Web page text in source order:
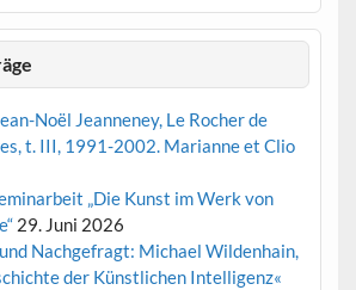
Noël Jeanneney, Le Rocher de
t. III, 1991-2002. Marianne et Clio
„Die Kunst im Werk von
29. Juni 2026
Nachgefragt: Michael Wildenhain,
der Künstlichen Intelligenz«